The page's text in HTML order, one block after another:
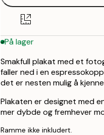
50x70 cm
På lager
Smakfull plakat med et
faller ned i en
det er nesten mulig å
Plakaten er designet med
mer dybde og fremhever
Ramme ikke inkludert.